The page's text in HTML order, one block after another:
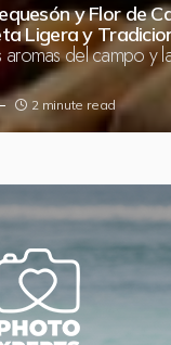
y Flor de
Ligera y
aromas del campo y
2 minute read